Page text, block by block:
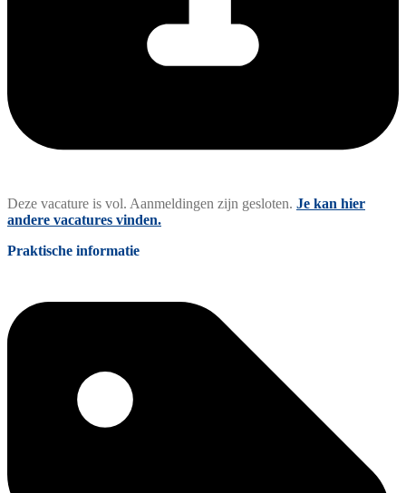
Deze vacature is vol. Aanmeldingen zijn gesloten. Je kan hier
andere vacatures vinden.
Praktische informatie